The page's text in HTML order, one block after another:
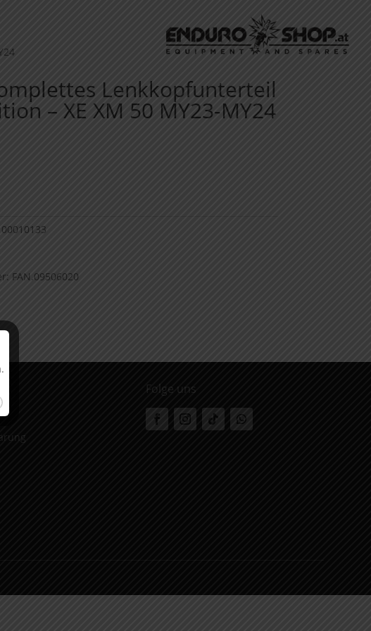
Lenkkopfunterteil
– XE XM 50 MY23-MY24
FAN.09506020
Folge uns